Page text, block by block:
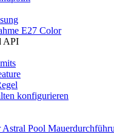
E27 Color
API
konfigurieren
Astral Pool